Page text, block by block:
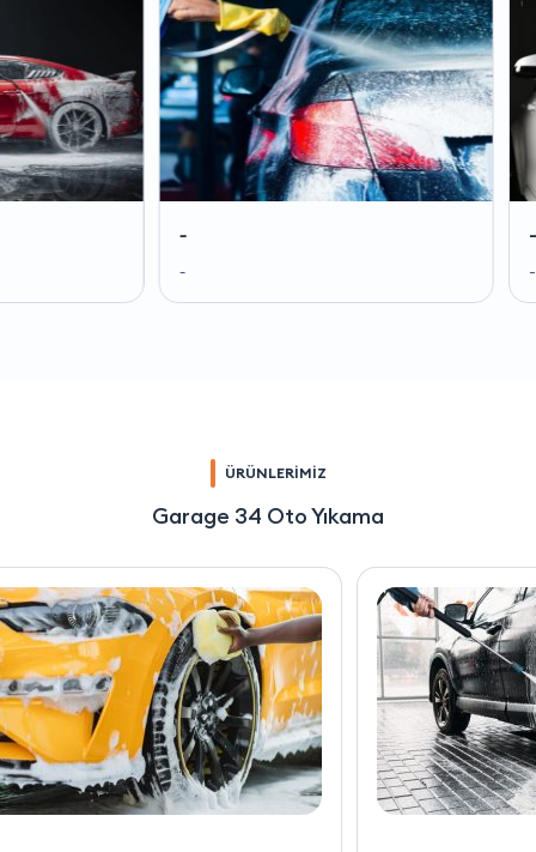
ÜRÜNLERİMİZ
Garage 34 Oto Yıkama